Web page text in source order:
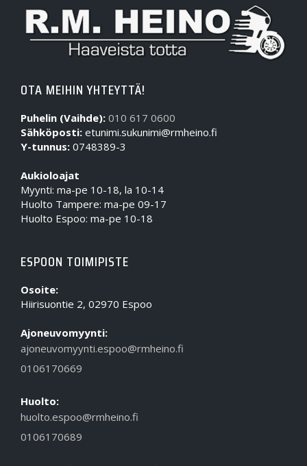
OTA MEIHIN YHTEYTTÄ!
Puhelin (Vaihde): 010 617 0600
Sähköposti: etunimi.sukunimi@rmheino.fi
Y-tunnus: 0748389-3
Aukioloajat
Myynti: ma-pe 10-18, la 10-14
Huolto Tampere: ma-pe 09-17
Huolto Espoo: ma-pe 10-18
ESPOON TOIMIPISTE
Osoite:
Hiirisuontie 2, 02970 Espoo
Ajoneuvomyynti:
ajoneuvomyynti.espoo@rmheino.fi
0106170669
Huolto:
huolto.espoo@rmheino.fi
0106170689